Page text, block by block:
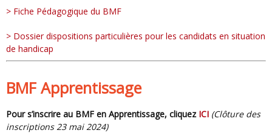
> Fiche Pédagogique du BMF
> Dossier dispositions particulières pour les candidats en situation
de handicap
BMF Apprentissage
Pour s’inscrire au BMF en Apprentissage, cliquez ICI (Clôture des
inscriptions 23 mai 2024)